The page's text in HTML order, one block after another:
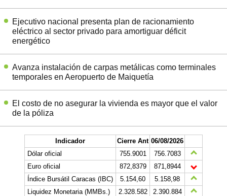
Ejecutivo nacional presenta plan de racionamiento
eléctrico al sector privado para amortiguar déficit
energético
Avanza instalación de carpas metálicas como terminales
temporales en Aeropuerto de Maiquetía
El costo de no asegurar la vivienda es mayor que el valor
de la póliza
Indicador Cierre Ant 06/08/2026
Dólar oficial
755.9001
756.7083
Euro oficial
872,8379
871,8944
Índice Bursátil Caracas (IBC)
5.154,60
5.158,98
Liquidez Monetaria (MMBs.)
2.328.582
2.390.884